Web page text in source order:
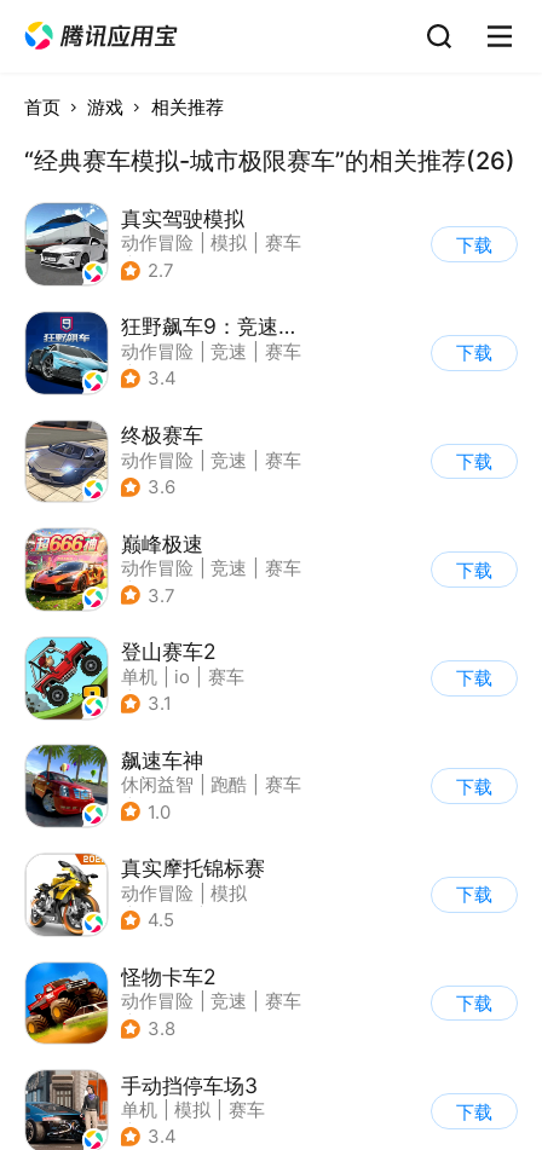
首页 游戏 相关推荐
“经典赛车模拟-城市极限赛车”的相关推荐(26)
真实驾驶模拟
动作冒险 模拟
赛车
| 漂移
2.7
下载
狂野飙车9：竞速传奇
动作冒险 竞速
赛车
| 狂野飙车
3.4
下载
终极赛车
动作冒险 竞速
赛车
3.6
下载
巅峰极速
动作冒险 竞速
赛车
| 漂移
3.7
下载
登山赛车2
单机 io
赛车
| 欧美风
3.1
下载
飙速车神
休闲益智 跑酷
赛车
| 漂移
1.0
下载
真实摩托锦标赛
动作冒险
模拟
| 摩托车
4.5
下载
怪物卡车2
动作冒险 竞速
赛车
| 卡通
3.8
下载
手动挡停车场3
单机 模拟
赛车
| 开放世界
3.4
下载